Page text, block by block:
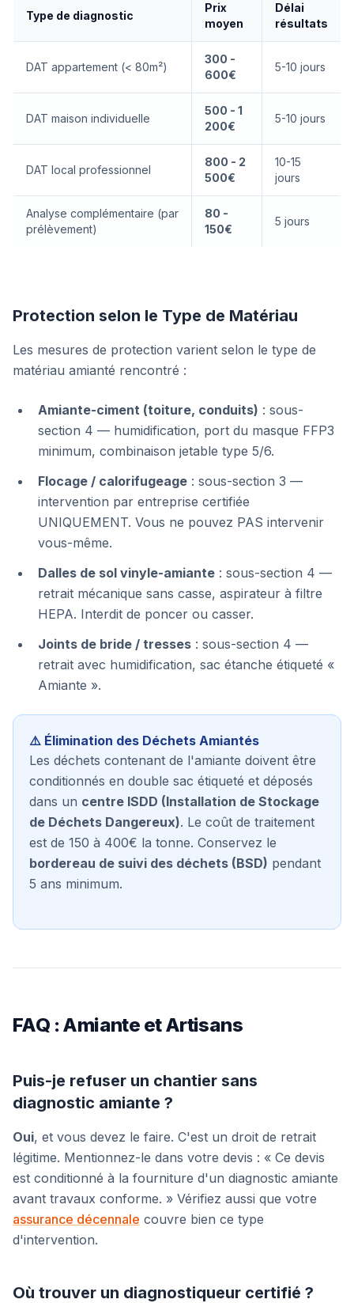
Type de diagnostic
Prix
moyen
Délai
résultats
DAT appartement (< 80m²)
300 -
600€
5-10 jours
DAT maison individuelle
500 - 1
200€
5-10 jours
DAT local professionnel
800 - 2
500€
10-15
jours
Analyse complémentaire (par
prélèvement)
80 -
150€
5 jours
Protection selon le Type de Matériau
Les mesures de protection varient selon le type de
matériau amianté rencontré :
Amiante-ciment (toiture, conduits) : sous-
section 4 — humidification, port du masque FFP3
minimum, combinaison jetable type 5/6.
Flocage / calorifugeage : sous-section 3 —
intervention par entreprise certifiée
UNIQUEMENT. Vous ne pouvez PAS intervenir
vous-même.
Dalles de sol vinyle-amiante : sous-section 4 —
retrait mécanique sans casse, aspirateur à filtre
HEPA. Interdit de poncer ou casser.
Joints de bride / tresses : sous-section 4 —
retrait avec humidification, sac étanche étiqueté «
Amiante ».
⚠️ Élimination des Déchets Amiantés
Les déchets contenant de l'amiante doivent être
conditionnés en double sac étiqueté et déposés
dans un centre ISDD (Installation de Stockage
de Déchets Dangereux). Le coût de traitement
est de 150 à 400€ la tonne. Conservez le
bordereau de suivi des déchets (BSD) pendant
5 ans minimum.
FAQ : Amiante et Artisans
Puis-je refuser un chantier sans
diagnostic amiante ?
Oui, et vous devez le faire. C'est un droit de retrait
légitime. Mentionnez-le dans votre devis : « Ce devis
est conditionné à la fourniture d'un diagnostic amiante
avant travaux conforme. » Vérifiez aussi que votre
assurance décennale couvre bien ce type
d'intervention.
Où trouver un diagnostiqueur certifié ?